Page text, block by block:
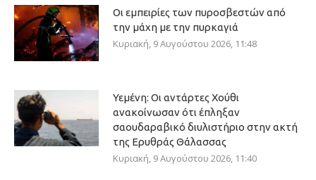
Οι εμπειρίες των πυροσβεστών από
την μάχη με την πυρκαγιά
Κυριακή, 9 Αυγούστου 2026, 11:48
Υεμένη: Οι αντάρτες Χούθι
ανακοίνωσαν ότι έπληξαν
σαουδαραβικό διυλιστήριο στην ακτή
της Ερυθράς Θάλασσας
Κυριακή, 9 Αυγούστου 2026, 11:40